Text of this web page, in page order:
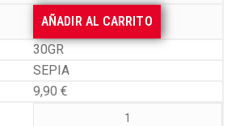
AÑADIR AL CARRITO
30GR
SEPIA
9,90 €